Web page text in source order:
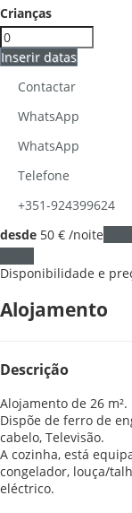
Crianças
Inserir datas
Contactar
WhatsApp
WhatsApp
Telefone
+351-924399624
desde 50 € /noite
Disponibilidade e
Alojamento
Descrição
Alojamento de 26 m².
Dispõe de ferro de
cabelo, Televisão.
A cozinha, está
congelador, louça/
eléctrico.